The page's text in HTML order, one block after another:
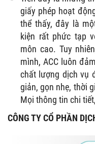
giấy phép hoạt
thể thấy, đây là
kiện rất phức tạp
môn cao. Tuy
mình, ACC luôn
chất lượng dịch vụ
giản, gọn nhẹ, thời
Mọi thông tin chi
CÔNG TY CỔ PHẦN